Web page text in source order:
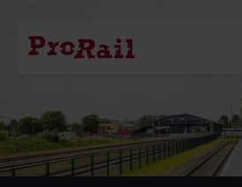
Navigatie
Homepage